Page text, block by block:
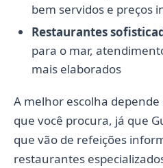
bem servidos e preços
Restaurantes
para o mar,
mais elaborados
A melhor escolha
que você procura, já que
que vão de refeições
restaurantes